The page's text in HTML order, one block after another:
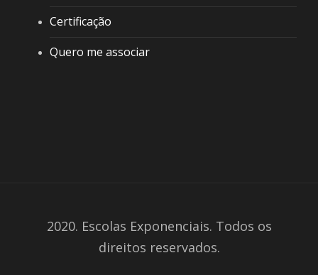
Certificação
Quero me associar
2020. Escolas Exponenciais. Todos os
direitos reservados.